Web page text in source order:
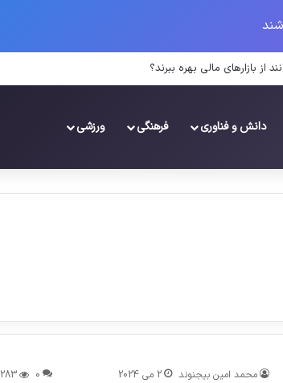
بازارهای مالی بهره ببرند؟
دانش و فناوری فرهنگی ورزشی
محمد امین بیجنوند 2 می 2024 0
283